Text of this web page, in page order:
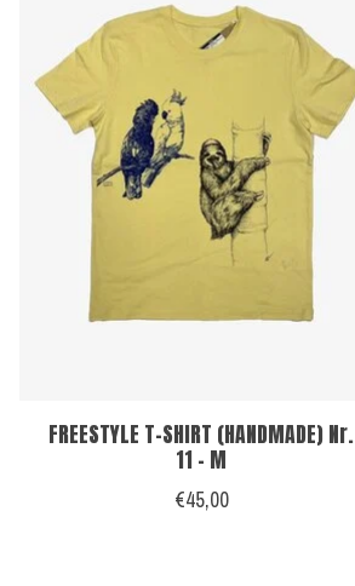
FREESTYLE T-SHIRT (HANDMADE) Nr.
11 - M
€45,00